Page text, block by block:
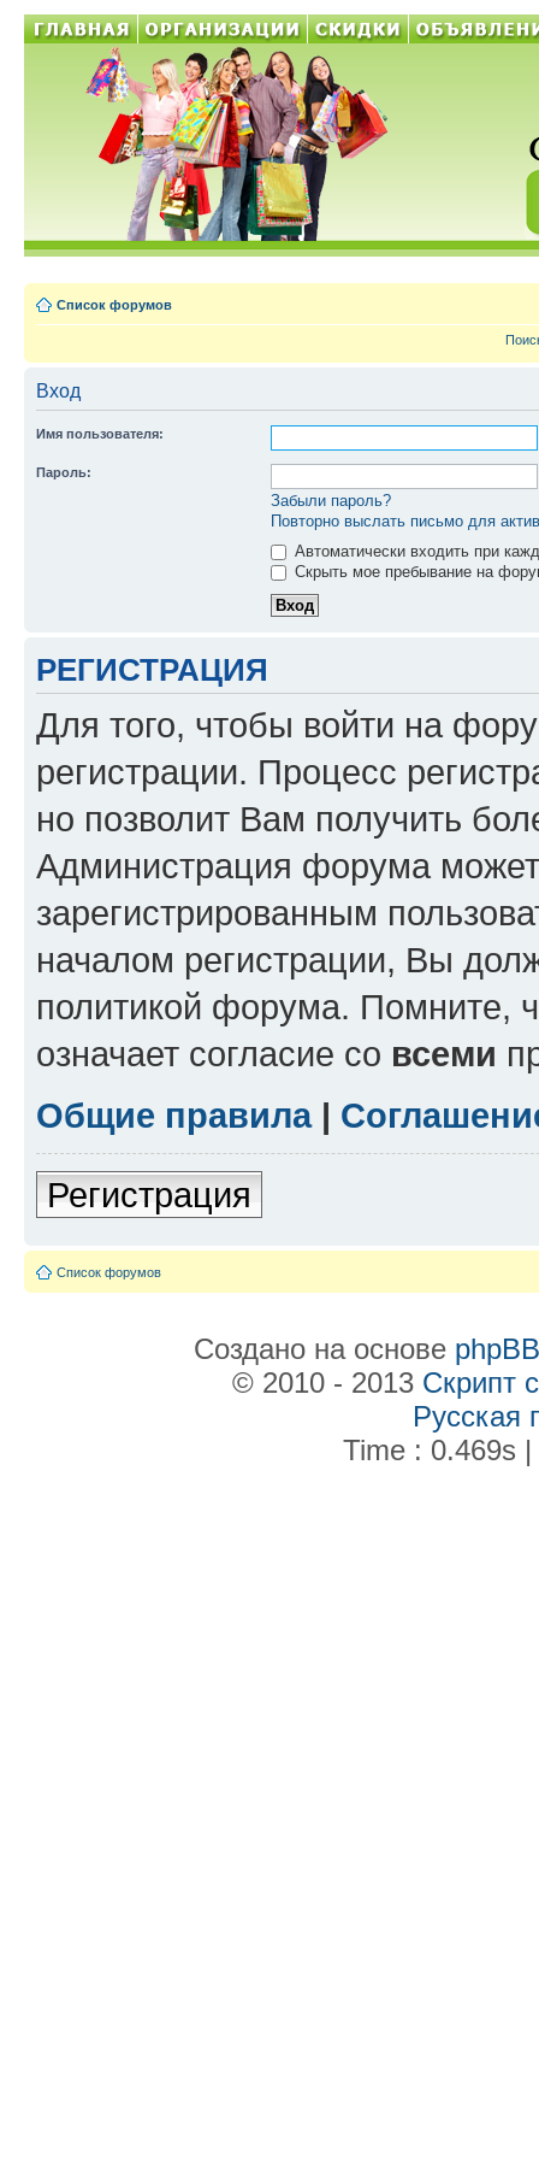
Список форумов
Вход
Имя пользователя:
Пароль:
Забыли пароль?
Повторно выслать письмо для
Автоматически входить при
Скрыть мое пребывание на
РЕГИСТРАЦИЯ
Для того, чтобы войти на
регистрации. Процесс
но позволит Вам получить
Администрация форума может
зарегистрированным
началом регистрации, Вы
политикой форума. Помните,
означает согласие со всеми
Общие правила|
Регистрация
Список форумов
Создано на основе phpBB
© 2010 - 2013 Скрипт
Русская
Time : 0.469s